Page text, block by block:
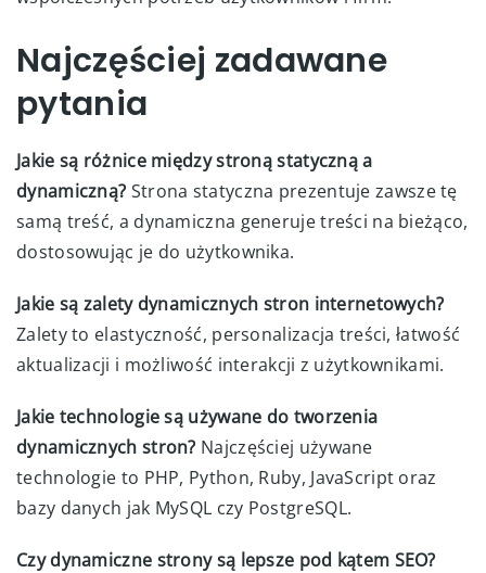
Najczęściej zadawane
pytania
Jakie są różnice między stroną statyczną a
dynamiczną? Strona statyczna prezentuje zawsze tę
samą treść, a dynamiczna generuje treści na bieżąco,
dostosowując je do użytkownika.
Jakie są zalety dynamicznych stron internetowych?
Zalety to elastyczność, personalizacja treści, łatwość
aktualizacji i możliwość interakcji z użytkownikami.
Jakie technologie są używane do tworzenia
dynamicznych stron? Najczęściej używane
technologie to PHP, Python, Ruby, JavaScript oraz
bazy danych jak MySQL czy PostgreSQL.
Czy dynamiczne strony są lepsze pod kątem SEO?